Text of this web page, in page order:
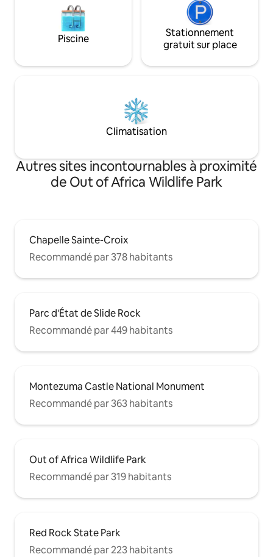
Piscine
Stationnement
gratuit sur place
Climatisation
Autres sites incontournables à proximité
de Out of Africa Wildlife Park
Chapelle Sainte-Croix
Recommandé par 378 habitants
Parc d'État de Slide Rock
Recommandé par 449 habitants
Montezuma Castle National Monument
Recommandé par 363 habitants
Out of Africa Wildlife Park
Recommandé par 319 habitants
Red Rock State Park
Recommandé par 223 habitants